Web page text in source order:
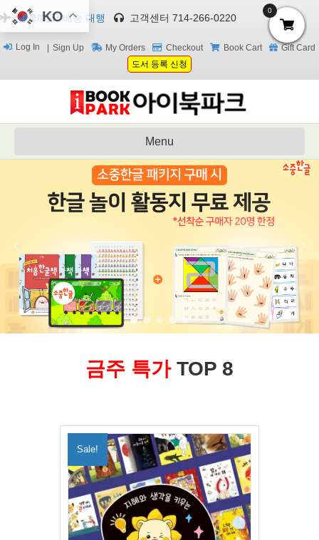
한국/미국 배송 대행 고객센터 714-266-0220
Log In Sign Up My Orders Checkout Book Cart
Gift Card
도서 등록 신청
Menu
금주 특가 TOP 8
Sale!
KO 0